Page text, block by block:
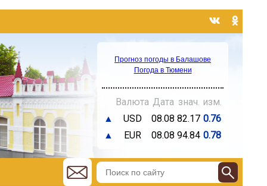
Прогноз погоды в Балашове
Погода в Тюмени
Валюта Дата знач. изм.
▲
USD 08.08 82.17 0.76
▲
EUR 08.08 94.84 0.78